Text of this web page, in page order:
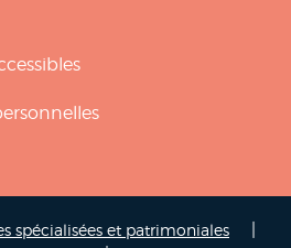
spécialisées et patrimoniales